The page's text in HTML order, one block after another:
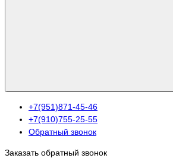
+7(951)871-45-46
+7(910)755-25-55
Обратный звонок
Заказать обратный звонок